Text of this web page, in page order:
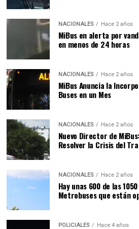
NACIONALES Hace 2 años
MiBus en alerta por
en menos de 24 horas
NACIONALES Hace 2 años
MiBus Anuncia la
Buses en un Mes
NACIONALES Hace 2 años
Nuevo Director de
Resolver la Crisis del
NACIONALES Hace 2 años
Hay unas 600 de las
Metrobuses que están
POLICIALES Hace 4 años